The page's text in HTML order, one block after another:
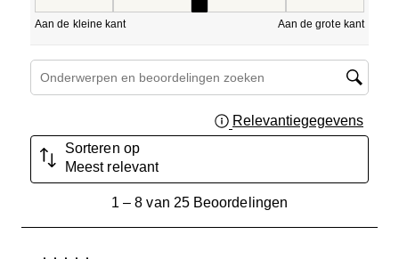
Aan de kleine kant Aan de grote kant
Onderwerpen en beoordelingen zoeken per regio
Relevantiegegevens
Sorteren op
Meest relevant
1 – 8 van 25 Beoordelingen